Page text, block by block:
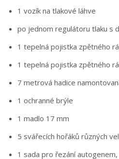
1 vozík na tlakové láhve
po jednom regulátoru tlaku s
1 tepelná pojistka zpětného
1 tepelná pojistka zpětného
7 metrová hadice
1 ochranné brýle
1 madlo 17 mm
5 svářecích hořáků různých
1 sada pro řezání